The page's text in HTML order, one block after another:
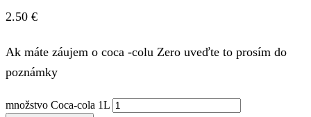
2.50 €
Ak máte záujem o coca -colu Zero uveďte to prosím do
poznámky
množstvo Coca-cola 1L